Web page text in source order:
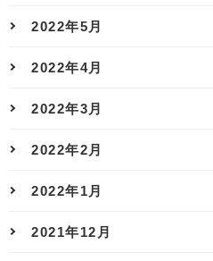
2022年5月
2022年4月
2022年3月
2022年2月
2022年1月
2021年12月